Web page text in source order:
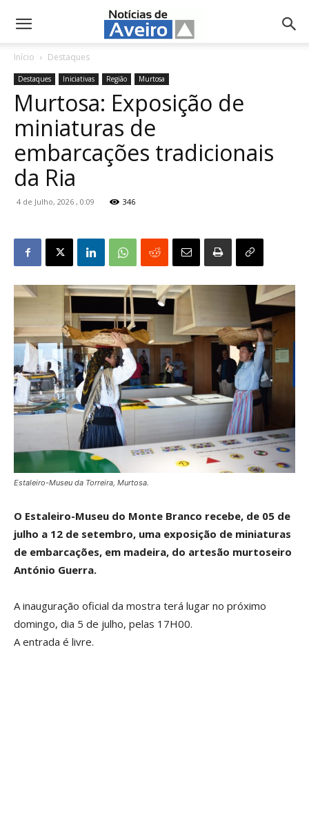
NotíciasdeAveiro.pt
Início Destaques
Destaques Iniciativas Região Murtosa
Murtosa: Exposição de
miniaturas de
embarcações tradicionais
da Ria
4 de Julho, 2026 , 0:09 346
Estaleiro-Museu da Torreira, Murtosa.
O Estaleiro-Museu do Monte Branco recebe, de 05 de
julho a 12 de setembro, uma exposição de miniaturas
de embarcações, em madeira, do artesão murtoseiro
António Guerra.
A inauguração oficial da mostra terá lugar no próximo
domingo, dia 5 de julho, pelas 17H00.
A entrada é livre.